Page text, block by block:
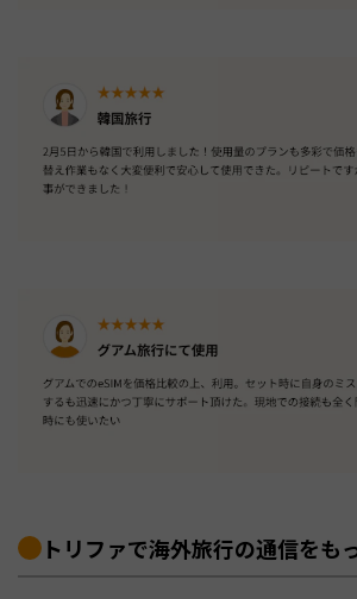
トリファで海外旅行の通信をも